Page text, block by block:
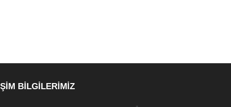
BİLGİLERİMİZ